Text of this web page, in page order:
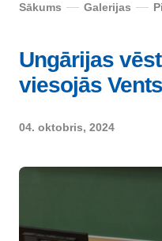
Sākums Galerijas
Ungārijas
viesojās
04. oktobris, 2024